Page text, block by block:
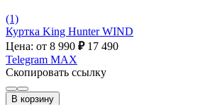
(1)
Куртка King Hunter WIND
Цена: от 8 990 ₽ 17 490
Telegram MAX
Скопировать ссылку
В корзину